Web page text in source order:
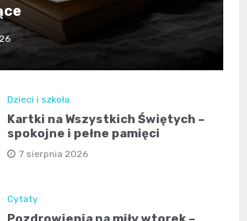
Dzieci i szkoła
Kartki na Wszystkich Świętych –
spokojne i pełne pamięci
7 sierpnia 2026
Cytaty